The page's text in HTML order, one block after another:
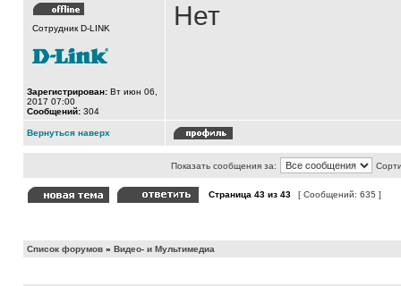
Сотрудник D-LINK
Зарегистрирован: Вт июн 06,
2017 07:00
Сообщений: 304
Нет
Вернуться наверх
Показать сообщения за:
Страница 43 из 43 [ Сообщений: 635 ]
Список форумов » Видео- и Мультимедиа